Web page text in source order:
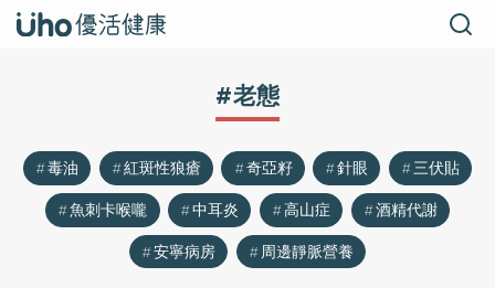
#老態
毒油 紅斑性狼瘡 奇亞籽 針眼
三伏貼
魚刺卡喉嚨
中耳炎 高山症
酒精代謝
安寧病房
周邊靜脈營養